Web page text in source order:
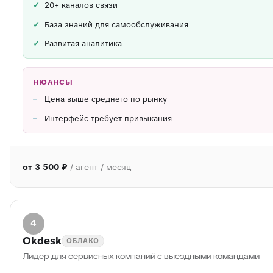
20+ каналов связи
База знаний для самообслуживания
Развитая аналитика
НЮАНСЫ
Цена выше среднего по рынку
Интерфейс требует привыкания
от 3 500 ₽ / агент / месяц
4
Okdesk ОБЛАКО
Лидер для сервисных компаний с выездными командами